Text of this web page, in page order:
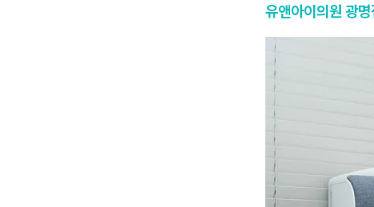
유앤아이의원 광